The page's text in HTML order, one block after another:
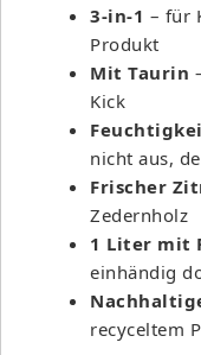
3-in-1 – für
Produkt
Mit Taurin
Kick
nicht aus,
Frischer
Zedernholz
1 Liter mit
einhändig
recyceltem